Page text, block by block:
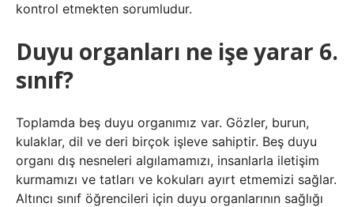
kontrol etmekten sorumludur.
Duyu organları ne işe yarar 6.
sınıf?
Toplamda beş duyu organımız var. Gözler, burun,
kulaklar, dil ve deri birçok işleve sahiptir. Beş duyu
organı dış nesneleri algılamamızı, insanlarla iletişim
kurmamızı ve tatları ve kokuları ayırt etmemizi sağlar.
Altıncı sınıf öğrencileri için duyu organlarının sağlığı